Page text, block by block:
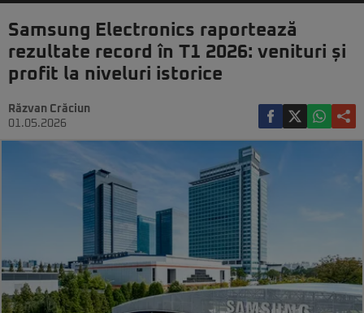
Samsung Electronics raportează
rezultate record în T1 2026: venituri și
profit la niveluri istorice
Răzvan Crăciun
01.05.2026